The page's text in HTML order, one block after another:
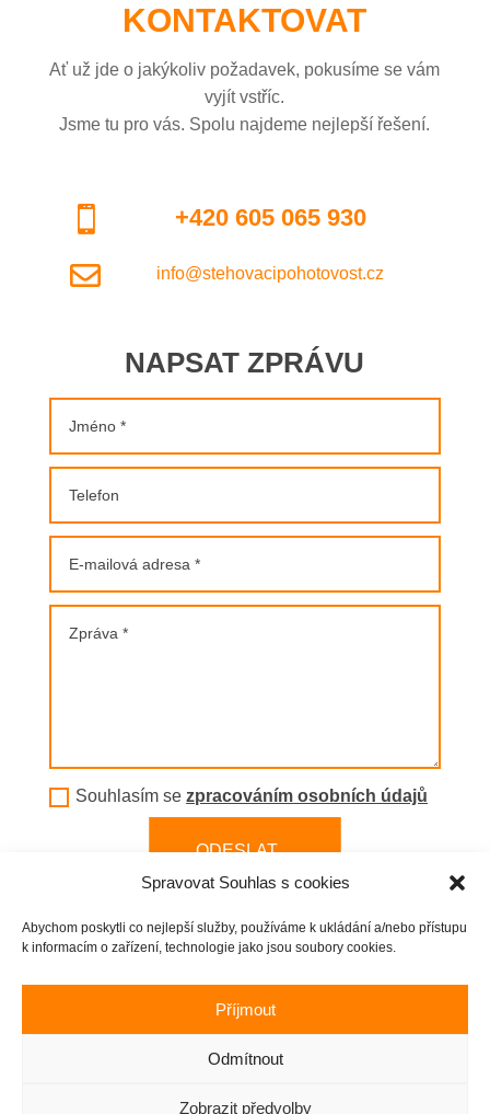
Spravovat Souhlas s cookies
Abychom poskytli co nejlepší služby, používáme k ukládání a/nebo přístupu
k informacím o zařízení, technologie jako jsou soubory cookies.
Příjmout
Odmítnout
Zobrazit předvolby
KONTAKTOVAT
Ať už jde o jakýkoliv požadavek, pokusíme se vám
vyjít vstříc.
Jsme tu pro vás. Spolu najdeme nejlepší řešení.
 +420 605 065 930
 info@stehovacipohotovost.cz
NAPSAT ZPRÁVU
Souhlasím sezpracováním osobních údajů
ODESLAT
David Walter